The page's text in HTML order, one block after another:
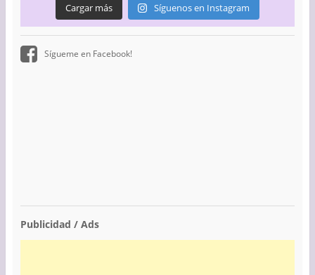
Cargar más Síguenos en Instagram
Sígueme en Facebook!
Publicidad / Ads